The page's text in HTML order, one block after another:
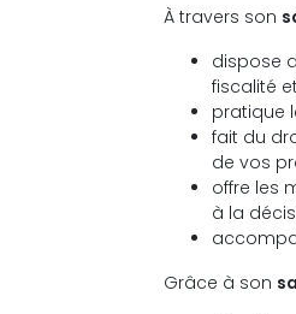
À travers son
dispose
fiscalité
pratique
fait du
de vos
offre les
à la
Grâce à son